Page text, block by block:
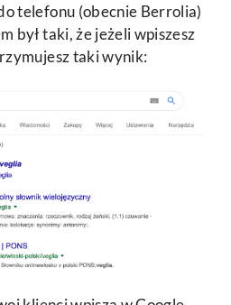
telefonu (obecnie Berrolia)
był taki, że jeżeli wpiszesz
taki wynik: